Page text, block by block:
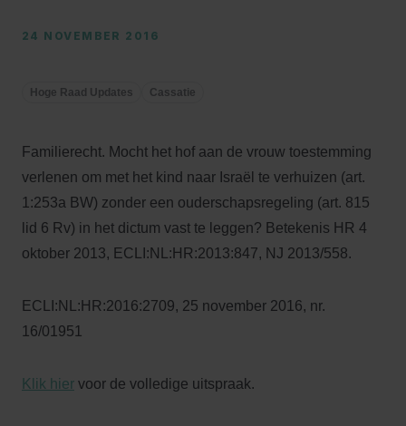
24 NOVEMBER 2016
Hoge Raad Updates Cassatie
Familierecht. Mocht het hof aan de vrouw toestemming
verlenen om met het kind naar Israël te verhuizen (art.
1:253a BW) zonder een ouderschapsregeling (art. 815
lid 6 Rv) in het dictum vast te leggen? Betekenis HR 4
oktober 2013, ECLI:NL:HR:2013:847, NJ 2013/558.
ECLI:NL:HR:2016:2709, 25 november 2016, nr.
16/01951
Klik hier voor de volledige uitspraak.